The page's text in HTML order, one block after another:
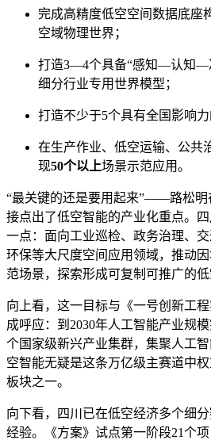
完成高精度低空空间数据底座
空域物理世界；
打造3—4个具备“感知—认知—
细分行业专用世界模型；
打造不少于5个具有全国影响力
在生产作业、低空运输、公共
现50个以上场景示范应用。
“最关键的还是要用起来”——路松明
接点出了低空智能的产业化重点。
一点：面向工业巡检、政务治理、
环保等大尺度空间应用领域，推动
范场景，探索形成可复制可推广的低
向上看，这一目标与《一号创新工
成呼应：到2030年人工智能产业规
个国家级新兴产业集群，集聚人工
空智能无疑是这条万亿级主赛道中
板块之一。
向下看，四川已在低空经济多个细
经验。《方案》试点第一阶段21个